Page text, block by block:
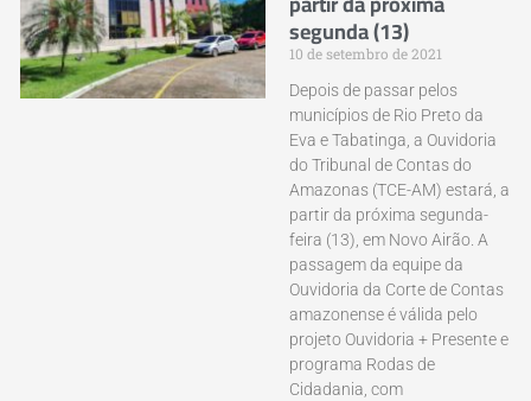
segunda (13)
10 de setembro de 2021
Depois de passar pelos
municípios de Rio Preto da
Eva e Tabatinga, a Ouvidoria
do Tribunal de Contas do
Amazonas (TCE-AM) estará, a
partir da próxima segunda-
feira (13), em Novo Airão. A
passagem da equipe da
Ouvidoria da Corte de Contas
amazonense é válida pelo
projeto Ouvidoria + Presente e
programa Rodas de
Cidadania, com